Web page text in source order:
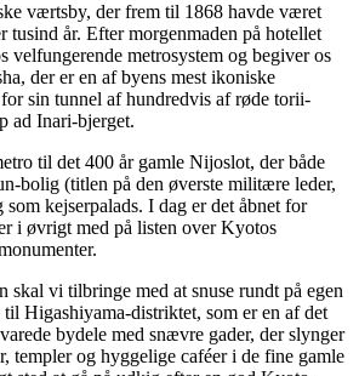
værtsby, der frem til 1868 havde været
tusind år. Efter morgenmaden på hotellet
velfungerende metrosystem og begiver os
der er en af byens mest ikoniske
sin tunnel af hundredvis af røde torii-
ad Inari-bjerget.
til det 400 år gamle Nijoslot, der både
bolig (titlen på den øverste militære leder,
som kejserpalads. I dag er det åbnet for
i øvrigt med på listen over Kyotos
skal vi tilbringe med at snuse rundt på egen
Higashiyama-distriktet, som er en af det
bydele med snævre gader, der slynger
templer og hyggelige caféer i de fine gamle